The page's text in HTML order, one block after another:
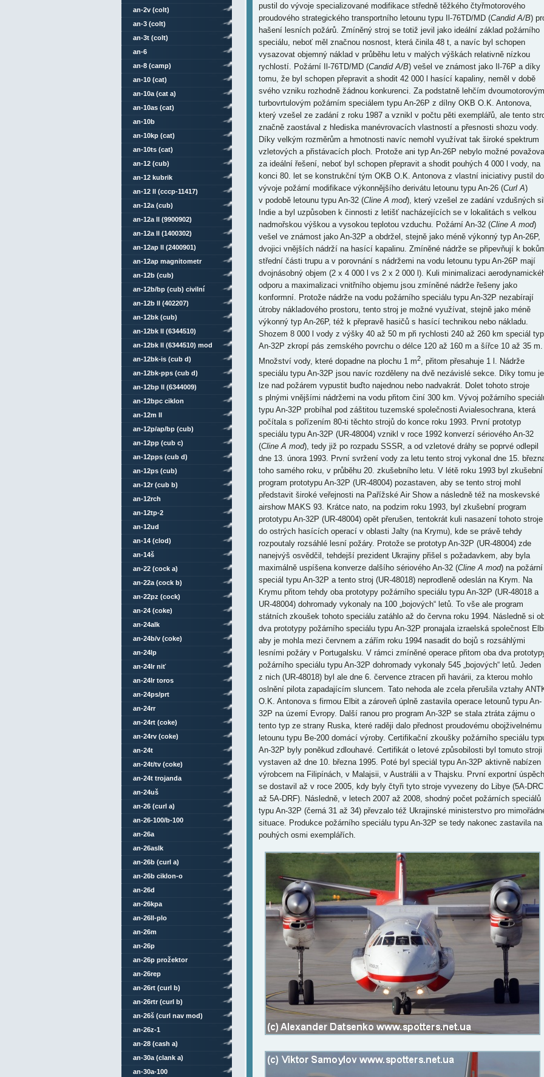
pustil do vývoje specializované modifikace středně těžkého čtyřmotorového
proudového strategického transportního letounu typu Il-76TD/MD (Candid A/B)
hašení lesních požárů. Zmíněný stroj se totiž jevil jako ideální základ požárního
speciálu, neboť měl značnou nosnost, která činila 48 t, a navíc byl schopen
vysazovat objemný náklad v průběhu letu v malých výškách relativně nízkou
rychlostí. Požární Il-76TD/MD (Candid A/B) vešel ve známost jako Il-76P a díky
tomu, že byl schopen přepravit a shodit 42 000 l hasící kapaliny, neměl v době
svého vzniku rozhodně žádnou konkurenci. Za podstatně lehčím dvoumotorovým
turbovrtulovým požárním speciálem typu An-26P z dílny OKB O.K. Antonova,
který vzešel ze zadání z roku 1987 a vznikl v počtu pěti exemplářů, ale tento
značně zaostával z hlediska manévrovacích vlastností a přesnosti shozu vody.
Díky velkým rozměrům a hmotnosti navíc nemohl využívat tak široké spektrum
vzletových a přistávacích ploch. Protože ani typ An-26P nebylo možné
za ideální řešení, neboť byl schopen přepravit a shodit pouhých 4 000 l vody, na
konci 80. let se konstrukční tým OKB O.K. Antonova z vlastní iniciativy pustil do
vývoje požární modifikace výkonnějšího derivátu letounu typu An-26 (Curl A)
v podobě letounu typu An-32 (Cline A mod), který vzešel ze zadání vzdušných sil
Indie a byl uzpůsoben k činnosti z letišť nacházejících se v lokalitách s velkou
nadmořskou výškou a vysokou teplotou vzduchu. Požární An-32 (Cline A mod)
vešel ve známost jako An-32P a obdržel, stejně jako méně výkonný typ An-26P,
dvojici vnějších nádrží na hasící kapalinu. Zmíněné nádrže se připevňují k
střední části trupu a v porovnání s nádržemi na vodu letounu typu An-26P mají
dvojnásobný objem (2 x 4 000 l vs 2 x 2 000 l). Kuli minimalizaci
odporu a maximalizaci vnitřního objemu jsou zmíněné nádrže řešeny jako
konformní. Protože nádrže na vodu požárního speciálu typu An-32P nezabírají
útroby nákladového prostoru, tento stroj je možné využívat, stejně jako méně
výkonný typ An-26P, též k přepravě hasičů s hasící technikou nebo nákladu.
Shozem 8 000 l vody z výšky 40 až 50 m při rychlosti 240 až 260 km speciál
An-32P zkropí pás zemského povrchu o délce 120 až 160 m a šířce 10 až 35 m.
Množství vody, které dopadne na plochu 1 m2, přitom přesahuje 1 l. Nádrže
speciálu typu An-32P jsou navíc rozděleny na dvě nezávislé sekce. Díky tomu je
lze nad požárem vypustit buďto najednou nebo nadvakrát. Dolet tohoto stroje
s plnými vnějšími nádržemi na vodu přitom činí 300 km. Vývoj požárního
typu An-32P probíhal pod záštitou tuzemské společnosti Avialesochrana, která
počítala s pořízením 80-ti těchto strojů do konce roku 1993. První prototyp
speciálu typu An-32P (UR-48004) vznikl v roce 1992 konverzí sériového An-32
(Cline A mod), tedy již po rozpadu SSSR, a od vzletové dráhy se poprvé odlepil
dne 13. února 1993. První svržení vody za letu tento stroj vykonal dne 15.
toho samého roku, v průběhu 20. zkušebního letu. V létě roku 1993 byl zkušební
program prototypu An-32P (UR-48004) pozastaven, aby se tento stroj mohl
představit široké veřejnosti na Pařížské Air Show a následně též na moskevské
airshow MAKS 93. Krátce nato, na podzim roku 1993, byl zkušební program
prototypu An-32P (UR-48004) opět přerušen, tentokrát kuli nasazení tohoto stroje
do ostrých hasících operací v oblasti Jalty (na Krymu), kde se právě tehdy
rozpoutaly rozsáhlé lesní požáry. Protože se prototyp An-32P (UR-48004) zde
nanejvýš osvědčil, tehdejší prezident Ukrajiny přišel s požadavkem, aby byla
maximálně uspíšena konverze dalšího sériového An-32 (Cline A mod) na požární
speciál typu An-32P a tento stroj (UR-48018) neprodleně odeslán na Krym. Na
Krymu přitom tehdy oba prototypy požárního speciálu typu An-32P (UR-48018 a
UR-48004) dohromady vykonaly na 100 „bojových“ letů. To vše ale program
státních zkoušek tohoto speciálu zatáhlo až do června roku 1994. Následně si
dva prototypy požárního speciálu typu An-32P pronajala izraelská společnost
aby je mohla mezi červnem a zářím roku 1994 nasadit do bojů s rozsáhlými
lesními požáry v Portugalsku. V rámci zmíněné operace přitom oba dva
požárního speciálu typu An-32P dohromady vykonaly 545 „bojových“ letů. Jeden
z nich (UR-48018) byl ale dne 6. července ztracen při havárii, za kterou mohlo
oslnění pilota zapadajícím sluncem. Tato nehoda ale zcela přerušila vztahy
O.K. Antonova s firmou Elbit a zároveň úplně zastavila operace letounů typu An-
32P na území Evropy. Další ranou pro program An-32P se stala ztráta zájmu o
tento typ ze strany Ruska, které raději dalo přednost proudovému obojživelnému
letounu typu Be-200 domácí výroby. Certifikační zkoušky požárního speciálu
An-32P byly poněkud zdlouhavé. Certifikát o letové způsobilosti byl tomuto stroji
vystaven až dne 10. března 1995. Poté byl speciál typu An-32P aktivně nabízen
výrobcem na Filipínách, v Malajsii, v Austrálii a v Thajsku. První exportní úspěch
se dostavil až v roce 2005, kdy byly čtyři tyto stroje vyvezeny do Libye (5A-DRC
až 5A-DRF). Následně, v letech 2007 až 2008, shodný počet požárních speciálů
typu An-32P (černá 31 až 34) převzalo též Ukrajinské ministerstvo pro
situace. Produkce požárního speciálu typu An-32P se tedy nakonec zastavila na
pouhých osmi exemplářích.
an-2v (colt)
an-3 (colt)
an-3t (colt)
an-6
an-8 (camp)
an-10 (cat)
an-10a (cat a)
an-10as (cat)
an-10b
an-10kp (cat)
an-10ts (cat)
an-12 (cub)
an-12 kubrik
an-12 ll (cccp-11417)
an-12a (cub)
an-12a ll (9900902)
an-12a ll (1400302)
an-12ap ll (2400901)
an-12ap magnitometr
an-12b (cub)
an-12b/bp (cub) civilní
an-12b ll (402207)
an-12bk (cub)
an-12bk ll (6344510)
an-12bk ll (6344510) mod
an-12bk-is (cub d)
an-12bk-pps (cub d)
an-12bp ll (6344009)
an-12bpc ciklon
an-12m ll
an-12p/ap/bp (cub)
an-12pp (cub c)
an-12pps (cub d)
an-12ps (cub)
an-12r (cub b)
an-12rch
an-12tp-2
an-12ud
an-14 (clod)
an-14š
an-22 (cock a)
an-22a (cock b)
an-22pz (cock)
an-24 (coke)
an-24alk
an-24b/v (coke)
an-24lp
an-24lr niť
an-24lr toros
an-24ps/prt
an-24rr
an-24rt (coke)
an-24rv (coke)
an-24t
an-24t/tv (coke)
an-24t trojanda
an-24uš
an-26 (curl a)
an-26-100/b-100
an-26a
an-26aslk
an-26b (curl a)
an-26b ciklon-o
an-26d
an-26kpa
an-26ll-plo
an-26m
an-26p
an-26p prožektor
an-26rep
an-26rt (curl b)
an-26rtr (curl b)
an-26š (curl nav mod)
an-26z-1
an-28 (cash a)
an-30a (clank a)
an-30a-100